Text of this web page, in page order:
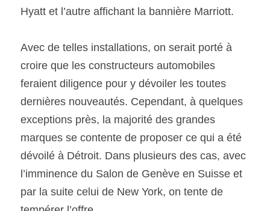
Hyatt et l’autre affichant la bannière Marriott.
Avec de telles installations, on serait porté à
croire que les constructeurs automobiles
feraient diligence pour y dévoiler les toutes
dernières nouveautés. Cependant, à quelques
exceptions près, la majorité des grandes
marques se contente de proposer ce qui a été
dévoilé à Détroit. Dans plusieurs des cas, avec
l’imminence du Salon de Genève en Suisse et
par la suite celui de New York, on tente de